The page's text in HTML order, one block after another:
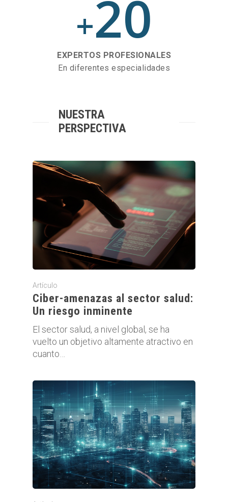
+20
EXPERTOS PROFESIONALES
En diferentes especialidades
NUESTRA
PERSPECTIVA
Artículo
Ciber-amenazas al sector salud:
Un riesgo inminente
El sector salud, a nivel global, se ha
vuelto un objetivo altamente atractivo en
cuanto…